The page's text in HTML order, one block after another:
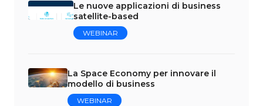
Le nuove applicazioni di business
satellite-based
WEBINAR
La Space Economy per innovare il
modello di business
WEBINAR